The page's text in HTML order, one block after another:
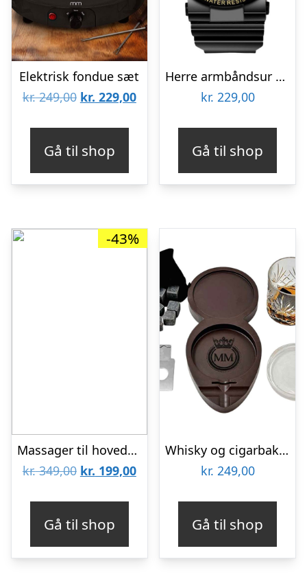
Elektrisk fondue sæt
kr.249,00 Den
kr. 249,00.
kr. 229,00Den
kr. 229,00.
Gå til shop
Herre armbåndsur – Inka luxury sport
kr. 229,00
Gå til shop
-43%
Massager til hovedbund, nakke og skuldre
kr.349,00 Den
kr. 349,00.
kr. 199,00Den
kr. 199,00.
Gå til shop
Whisky og cigarbakke – Coaster til whiskyglas
kr. 249,00
Gå til shop